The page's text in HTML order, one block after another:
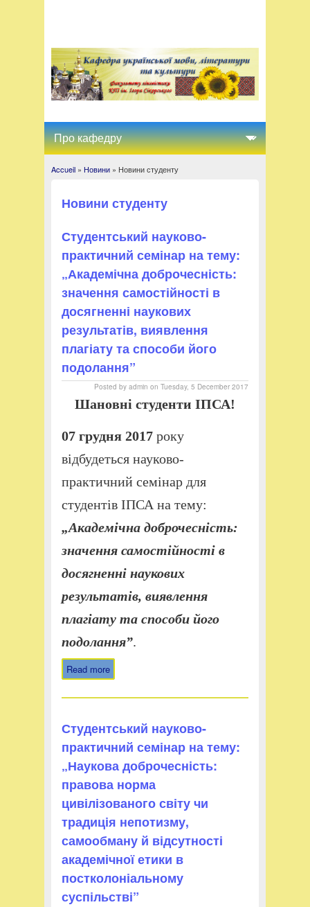
You are here
Accueil» Новини» Новини студенту
Новини студенту
Студентський науково-
практичний семінар на тему:
„Академічна доброчесність:
значення самостійності в
досягненні наукових
результатів, виявлення
плагіату та способи його
подолання”
Posted byadmin onTuesday, 5 December 2017
Шановні студенти ІПСА!
07 грудня 2017року
відбудеться науково-
практичний семінар для
студентів ІПСА на тему:
„Академічна доброчесність:
значення самостійності в
досягненні наукових
результатів, виявлення
плагіату та способи його
подолання”.
Read moreabout Студентський науково-
практичний семінар на тему:
„Академічна доброчесність:
досягненні наукових результатів,
виявлення плагіату та способи
Студентський науково-
практичний семінар на тему:
„Наукова доброчесність:
правова норма
цивілізованого світу чи
традиція непотизму,
самообману й відсутності
академічної етики в
постколоніальному
суспільстві”